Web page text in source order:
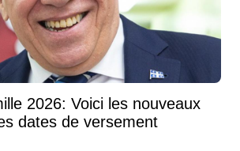
2026: Voici les nouveaux
dates de versement